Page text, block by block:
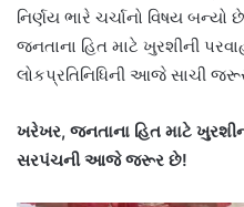
નિર્ણય ભારે ચર્ચાનો વિષય
જનતાના હિત માટે ખુરશીની
લોકપ્રતિનિધિની આજે સાચી
ખરેખર, જનતાના હિત માટે
સરપંચની આજે જરૂર છે!